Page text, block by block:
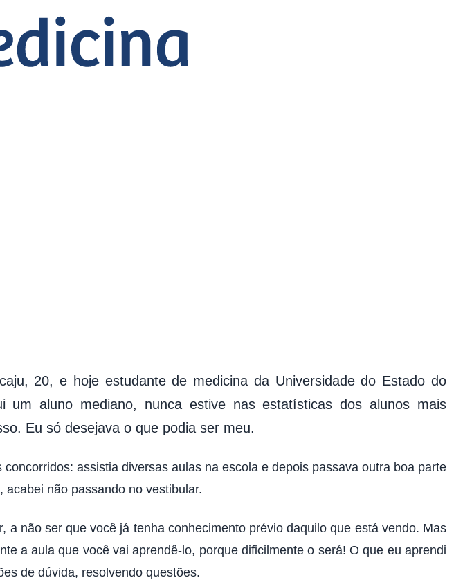
20, e hoje estudante de medicina da Universidade do Estado do
aluno mediano, nunca estive nas estatísticas dos alunos mais
Eu só desejava o que podia ser meu.
assistia diversas aulas na escola e depois passava outra boa parte
não passando no vestibular.
não ser que você já tenha conhecimento prévio daquilo que está vendo. Mas
a aula que você vai aprendê-lo, porque dificilmente o será! O que eu aprendi
de dúvida, resolvendo questões.